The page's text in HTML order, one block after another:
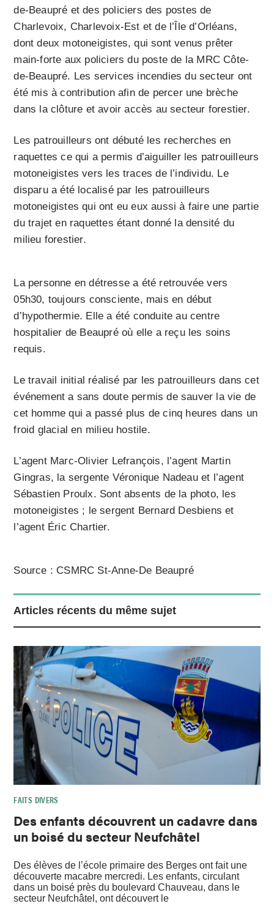
de-Beaupré et des policiers des postes de
Charlevoix, Charlevoix-Est et de l’Île d’Orléans,
dont deux motoneigistes, qui sont venus prêter
main-forte aux policiers du poste de la MRC Côte-
de-Beaupré. Les services incendies du secteur ont
été mis à contribution afin de percer une brèche
dans la clôture et avoir accès au secteur forestier.
Les patrouilleurs ont débuté les recherches en
raquettes ce qui a permis d’aiguiller les patrouilleurs
motoneigistes vers les traces de l’individu. Le
disparu a été localisé par les patrouilleurs
motoneigistes qui ont eu eux aussi à faire une partie
du trajet en raquettes étant donné la densité du
milieu forestier.
La personne en détresse a été retrouvée vers
05h30, toujours consciente, mais en début
d’hypothermie. Elle a été conduite au centre
hospitalier de Beaupré où elle a reçu les soins
requis.
Le travail initial réalisé par les patrouilleurs dans cet
événement a sans doute permis de sauver la vie de
cet homme qui a passé plus de cinq heures dans un
froid glacial en milieu hostile.
L’agent Marc-Olivier Lefrançois, l’agent Martin
Gingras, la sergente Véronique Nadeau et l’agent
Sébastien Proulx. Sont absents de la photo, les
motoneigistes ; le sergent Bernard Desbiens et
l’agent Éric Chartier.
Source : CSMRC St-Anne-De Beaupré
Articles récents du même sujet
FAITS DIVERS
Des enfants découvrent un cadavre dans
un boisé du secteur Neufchâtel
Des élèves de l’école primaire des Berges ont fait une
découverte macabre mercredi. Les enfants, circulant
dans un boisé près du boulevard Chauveau, dans le
secteur Neufchâtel, ont découvert le